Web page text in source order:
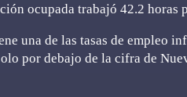
ocupada trabajó 42.2 horas
una de las tasas de empleo
por debajo de la cifra de